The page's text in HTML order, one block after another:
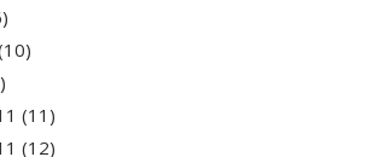
(11)
(12)